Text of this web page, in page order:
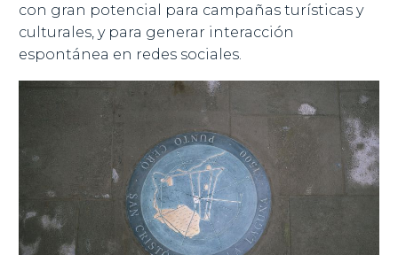
con gran potencial para campañas turísticas y
culturales, y para generar interacción
espontánea en redes sociales.